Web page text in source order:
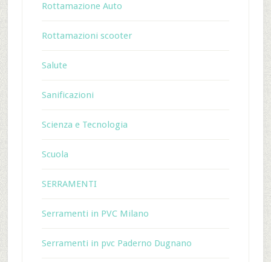
Rottamazione Auto
Rottamazioni scooter
Salute
Sanificazioni
Scienza e Tecnologia
Scuola
SERRAMENTI
Serramenti in PVC Milano
Serramenti in pvc Paderno Dugnano